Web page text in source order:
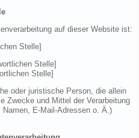
auf dieser Website ist:
Stelle]
Stelle]
Stelle]
oder juristische Person, die allein
Zwecke und Mittel der Verarbeitung
E-Mail-Adressen o. Ä.)